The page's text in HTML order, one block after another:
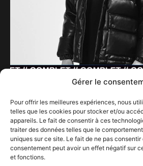
Gérer le
Pour offrir les meilleures expériences, nous
telles que les cookies pour stocker et/ou
appareils. Le fait de consentir à ces
traiter des données telles que le
uniques sur ce site. Le fait de ne pas consentir
consentement peut avoir un effet négatif sur
et fonctions.
Taïro en Belgique pour sa
20 novembre 2025